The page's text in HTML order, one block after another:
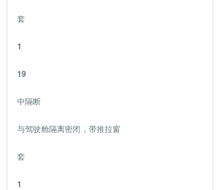
套
1
19
中隔断
与驾驶舱隔离密闭，带推拉窗
套
1